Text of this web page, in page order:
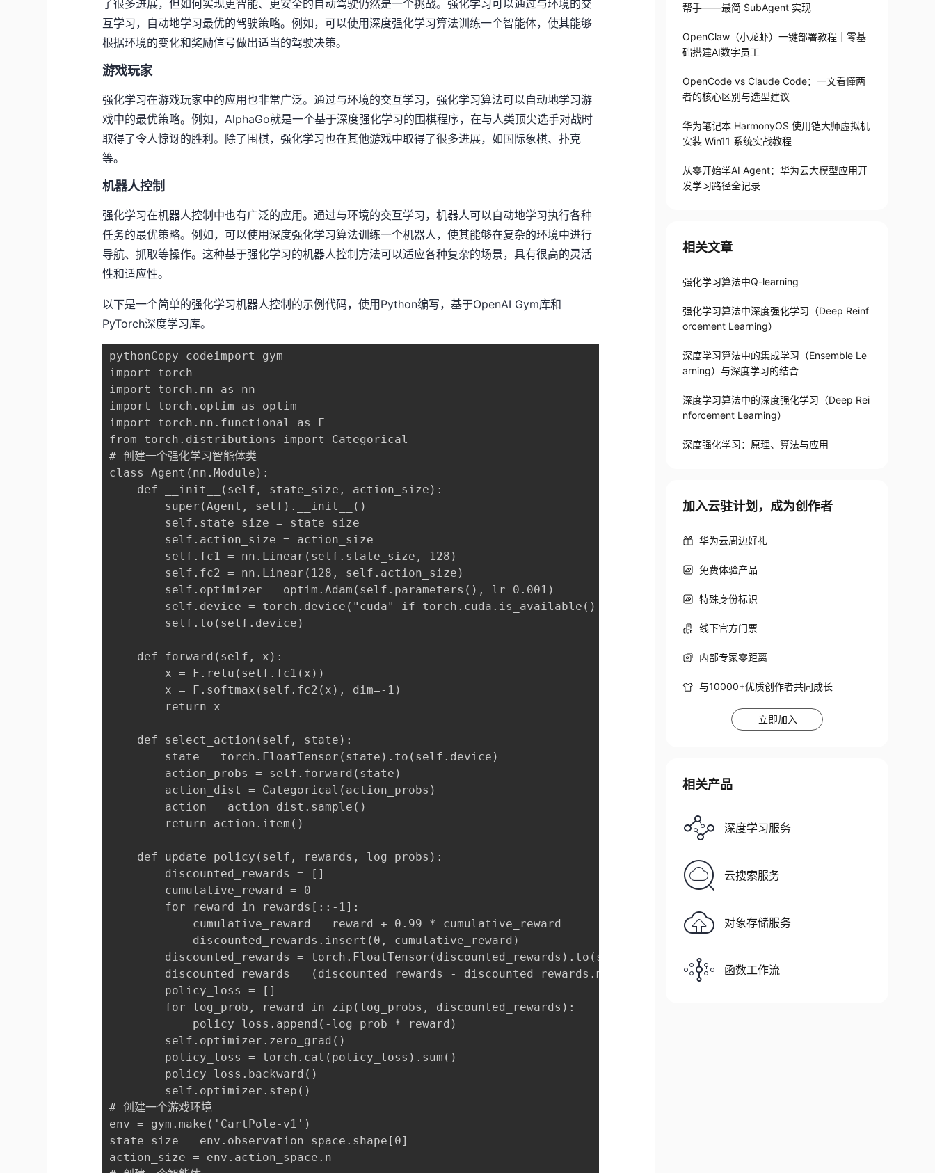
了很多进展，但如何实现更智能、更安全的自动驾驶仍然是一个挑战。强化学习可以通过与环境的交
互学习，自动地学习最优的驾驶策略。例如，可以使用深度强化学习算法训练一个智能体，使其能够
根据环境的变化和奖励信号做出适当的驾驶决策。
游戏玩家
强化学习在游戏玩家中的应用也非常广泛。通过与环境的交互学习，强化学习算法可以自动地学习游
戏中的最优策略。例如，AlphaGo就是一个基于深度强化学习的围棋程序，在与人类顶尖选手对战时
取得了令人惊讶的胜利。除了围棋，强化学习也在其他游戏中取得了很多进展，如国际象棋、扑克
等。
机器人控制
强化学习在机器人控制中也有广泛的应用。通过与环境的交互学习，机器人可以自动地学习执行各种
任务的最优策略。例如，可以使用深度强化学习算法训练一个机器人，使其能够在复杂的环境中进行
导航、抓取等操作。这种基于强化学习的机器人控制方法可以适应各种复杂的场景，具有很高的灵活
性和适应性。
以下是一个简单的强化学习机器人控制的示例代码，使用Python编写，基于OpenAI Gym库和
PyTorch深度学习库。
pythonCopy codeimport gym
import torch
import torch.nn as nn
import torch.optim as optim
import torch.nn.functional as F
from torch.distributions import Categorical
# 创建一个强化学习智能体类
class Agent(nn.Module):
    def __init__(self, state_size, action_size):
        super(Agent, self).__init__()
        self.state_size = state_size
        self.action_size = action_size
        self.fc1 = nn.Linear(self.state_size, 128)
        self.fc2 = nn.Linear(128, self.action_size)
        self.optimizer = optim.Adam(self.parameters(), lr=0.001)
        self.device = torch.device("cuda" if torch.cuda.is_available() else "cpu")
        self.to(self.device)
    def forward(self, x):
        x = F.relu(self.fc1(x))
        x = F.softmax(self.fc2(x), dim=-1)
        return x
    def select_action(self, state):
        state = torch.FloatTensor(state).to(self.device)
        action_probs = self.forward(state)
        action_dist = Categorical(action_probs)
        action = action_dist.sample()
        return action.item()
    def update_policy(self, rewards, log_probs):
        discounted_rewards = []
        cumulative_reward = 0
        for reward in rewards[::-1]:
            cumulative_reward = reward + 0.99 * cumulative_reward
            discounted_rewards.insert(0, cumulative_reward)
        discounted_rewards = torch.FloatTensor(discounted_rewards).to(self.device)
        discounted_rewards = (discounted_rewards - discounted_rewards.mean()) / (discounted_rewards.std() + 1e-8)
        policy_loss = []
        for log_prob, reward in zip(log_probs, discounted_rewards):
            policy_loss.append(-log_prob * reward)
        self.optimizer.zero_grad()
        policy_loss = torch.cat(policy_loss).sum()
        policy_loss.backward()
        self.optimizer.step()
# 创建一个游戏环境
env = gym.make('CartPole-v1')
state_size = env.observation_space.shape[0]
action_size = env.action_space.n
帮手——最简 SubAgent 实现
OpenClaw（小龙虾）一键部署教程｜零基
础搭建AI数字员工
OpenCode vs Claude Code：一文看懂两
者的核心区别与选型建议
华为笔记本 HarmonyOS 使用铠大师虚拟机
安装 Win11 系统实战教程
从零开始学AI Agent：华为云大模型应用开
发学习路径全记录
相关文章
强化学习算法中Q-learning
强化学习算法中深度强化学习（Deep Reinf
orcement Learning）
深度学习算法中的集成学习（Ensemble Le
arning）与深度学习的结合
深度学习算法中的深度强化学习（Deep Rei
nforcement Learning）
深度强化学习：原理、算法与应用
加入云驻计划，成为创作者
华为云周边好礼
免费体验产品
特殊身份标识
线下官方门票
内部专家零距离
与10000+优质创作者共同成长
立即加入
相关产品
深度学习服务
云搜索服务
对象存储服务
函数工作流